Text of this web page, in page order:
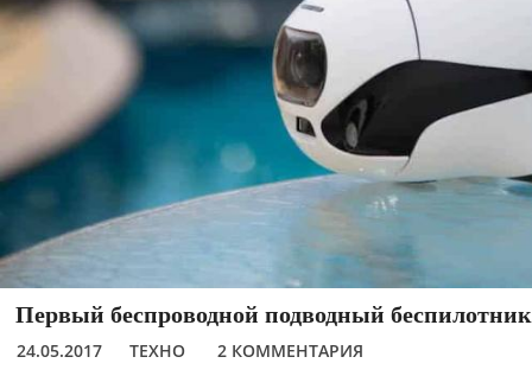
Первый беспроводной подводный
24.05.2017 ТЕХНО 2 КОММЕНТАРИЯ